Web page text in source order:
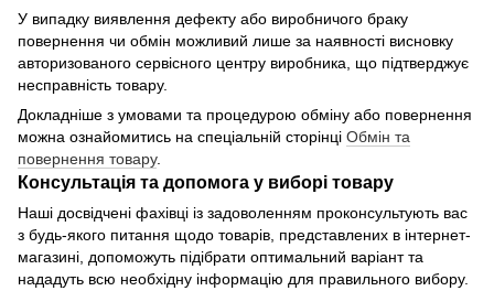
У випадку виявлення дефекту або виробничого браку
повернення чи обмін можливий лише за наявності висновку
авторизованого сервісного центру виробника, що підтверджує
несправність товару.
Докладніше з умовами та процедурою обміну або повернення
можна ознайомитись на спеціальній сторінці Обмін та
повернення товару.
Консультація та допомога у виборі товару
Наші досвідчені фахівці із задоволенням проконсультують вас
з будь-якого питання щодо товарів, представлених в інтернет-
магазині, допоможуть підібрати оптимальний варіант та
нададуть всю необхідну інформацію для правильного вибору.